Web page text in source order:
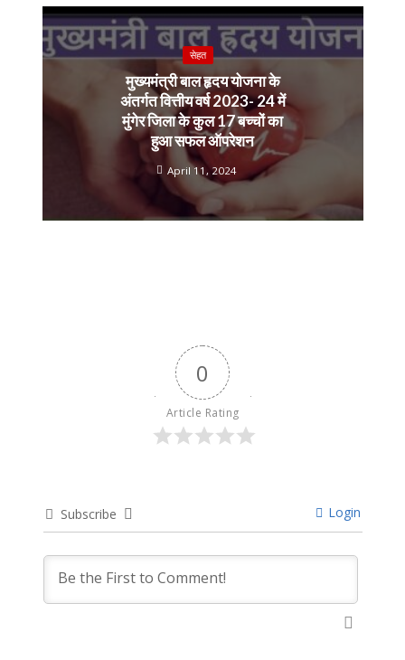
सेहत
मुख्यमंत्री बाल हृदय योजना के
अंतर्गत वित्तीय वर्ष 2023- 24 में
मुंगेर जिला के कुल 17 बच्चों का
हुआ सफल ऑपरेशन
April 11, 2024
0
Article Rating
Subscribe Login